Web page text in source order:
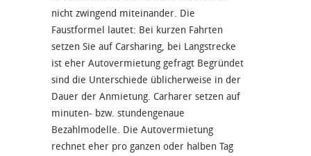
nicht zwingend miteinander. Die
Faustformel lautet: Bei kurzen Fahrten
setzen Sie auf Carsharing, bei Langstrecke
ist eher Autovermietung gefragt Begründet
sind die Unterschiede üblicherweise in der
Dauer der Anmietung. Carharer setzen auf
minuten- bzw. stundengenaue
Bezahlmodelle. Die Autovermietung
rechnet eher pro ganzen oder halben Tag